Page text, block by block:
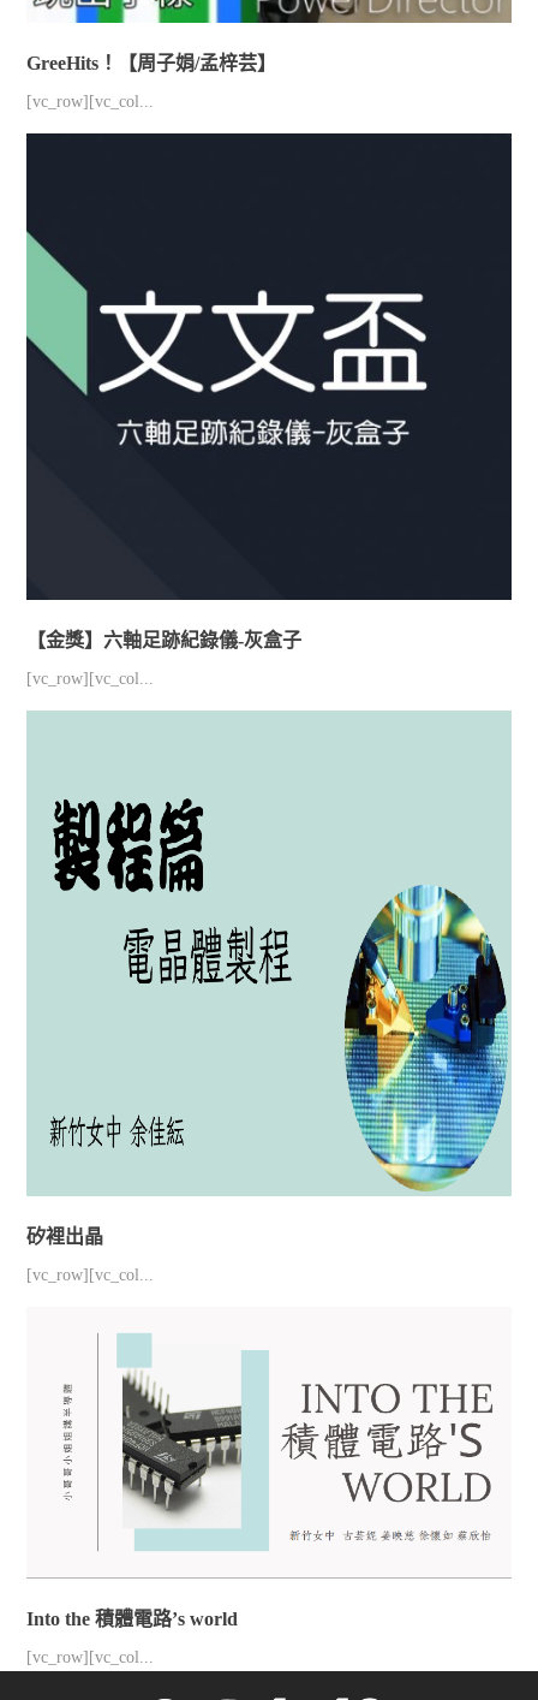
GreeHits！【周子娟/孟梓芸】
[vc_row][vc_col...
【金獎】六軸足跡紀錄儀-灰盒子
[vc_row][vc_col...
矽裡出晶
[vc_row][vc_col...
Into the 積體電路’s world
[vc_row][vc_col...